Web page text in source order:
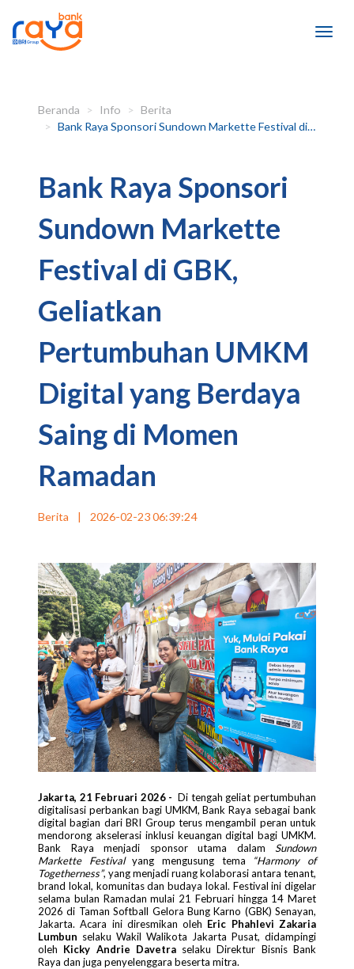
Beranda Info
Berita
Bank Raya Sponsori Sundown Markette Festival di GBK, Geliatkan Pertumbuhan UMKM Digital yang Berdaya Saing di Momen Ramadan
Bank Raya Sponsori
Sundown Markette
Festival di GBK,
Geliatkan
Pertumbuhan UMKM
Digital yang Berdaya
Saing di Momen
Ramadan
Berita | 2026-02-23 06:39:24
Jakarta, 21 Februari 2026 - Di tengah geliat pertumbuhan
digitalisasi perbankan bagi UMKM, Bank Raya sebagai bank
digital bagian dari BRI Group terus mengambil peran untuk
mendorong akselerasi inklusi keuangan digital bagi UMKM.
Bank Raya menjadi sponsor utama dalam Sundown
Markette Festivalyang mengusung tema
“Harmony of
Togetherness”, yang menjadi ruang kolaborasi antara tenant,
brand lokal, komunitas dan budaya lokal. Festival ini digelar
selama bulan Ramadan mulai 21 Februari hingga 14 Maret
2026 di Taman Softball Gelora Bung Karno (GBK) Senayan,
Jakarta. Acara ini diresmikan oleh Eric Phahlevi Zakaria
Lumbun selaku Wakil Walikota Jakarta Pusat, didampingi
oleh Kicky Andrie Davetra selaku Direktur Bisnis Bank
Raya dan juga penyelenggara beserta mitra.